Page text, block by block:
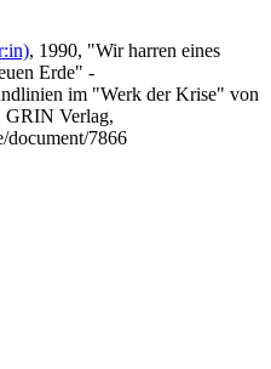
, 1990, "Wir harren eines
Erde" -
im "Werk der Krise" von
GRIN Verlag,
document/7866